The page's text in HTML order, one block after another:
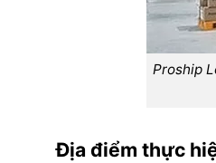
Proship
Địa điểm thực